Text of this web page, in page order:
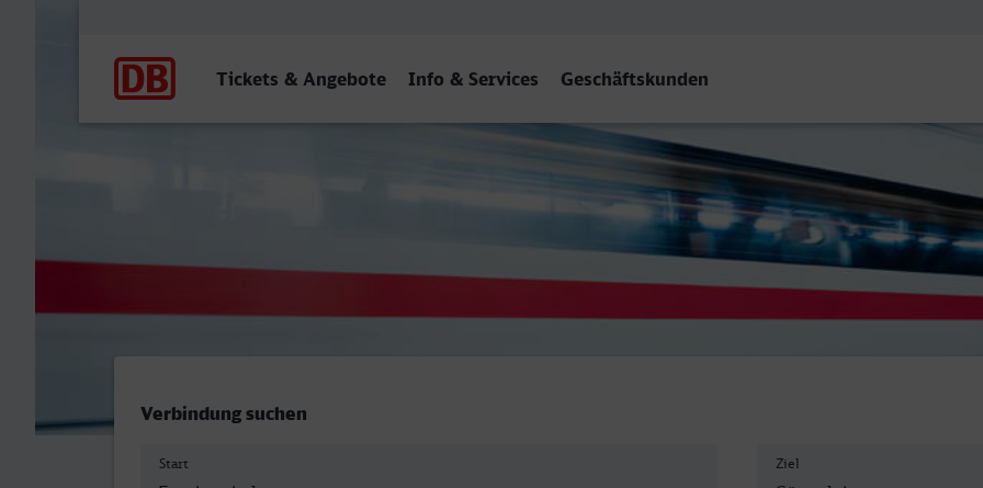
Tickets & Angebote Info & Services Geschäftskunden
Frankenthal Hbf - Gütersloh Hbf
Verbindung suchen
Start Ziel